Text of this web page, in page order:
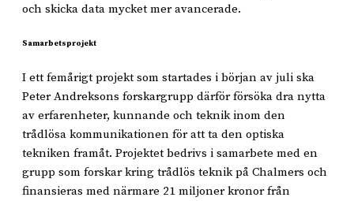
och skicka data mycket mer avancerade.
Samarbetsprojekt
I ett femårigt projekt som startades i början av juli ska
Peter Andreksons forskargrupp därför försöka dra nytta
av erfarenheter, kunnande och teknik inom den
trådlösa kommunikationen för att ta den optiska
tekniken framåt. Projektet bedrivs i samarbete med en
grupp som forskar kring trådlös teknik på Chalmers och
finansieras med närmare 21 miljoner kronor från